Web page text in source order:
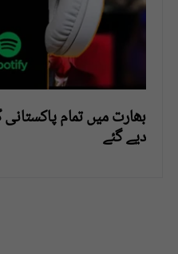
بھارت میں تمام
دیے گئے